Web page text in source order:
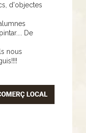
d'objectes
De
nous